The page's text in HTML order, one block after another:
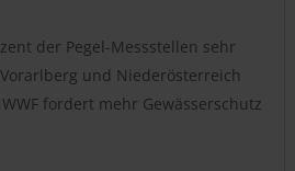
der Pegel-Messstellen sehr
und Niederösterreich
fordert mehr Gewässerschutz